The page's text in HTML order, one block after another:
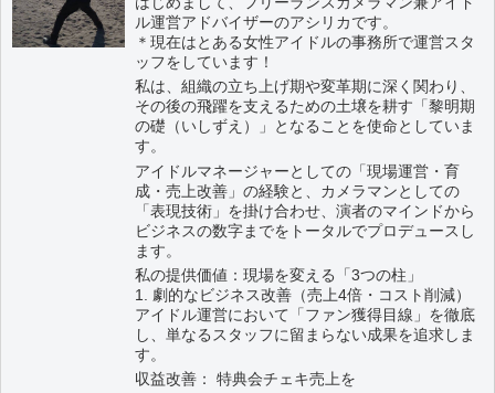
ル運営アドバイザーのアシリカです。
＊現在はとある女性アイドルの事務所で運営スタ
ッフをしています！
私は、組織の立ち上げ期や変革期に深く関わり、
その後の飛躍を支えるための土壌を耕す「黎明期
の礎（いしずえ）」となることを使命としていま
す。
アイドルマネージャーとしての「現場運営・育
成・売上改善」の経験と、カメラマンとしての
「表現技術」を掛け合わせ、演者のマインドから
ビジネスの数字までをトータルでプロデュースし
ます。
私の提供価値：現場を変える「3つの柱」
1. 劇的なビジネス改善（売上4倍・コスト削減）
アイドル運営において「ファン獲得目線」を徹底
し、単なるスタッフに留まらない成果を追求しま
す。
収益改善： 特典会チェキ売上を